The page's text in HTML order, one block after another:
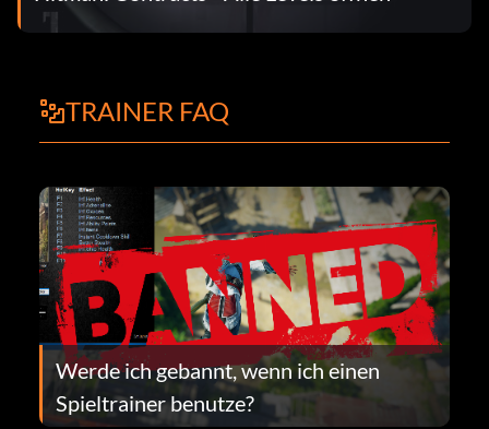
TRAINER FAQ
Werde ich gebannt, wenn ich einen
Spieltrainer benutze?